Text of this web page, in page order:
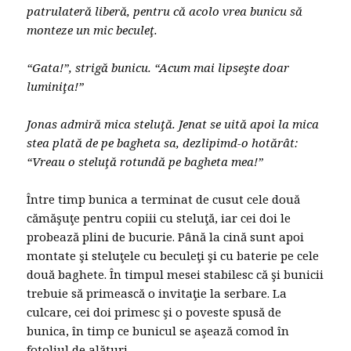
patrulateră liberă, pentru că acolo vrea bunicu să
monteze un mic beculeţ.
“Gata!”, strigă bunicu. “Acum mai lipseşte doar
luminiţa!”
Jonas admiră mica steluţă. Jenat se uită apoi la mica
stea plată de pe bagheta sa, dezlipimd-o hotărât:
“Vreau o steluţă rotundă pe bagheta mea!”
Între timp bunica a terminat de cusut cele două
cămăşuţe pentru copiii cu steluţă, iar cei doi le
probează plini de bucurie. Până la cină sunt apoi
montate şi steluţele cu beculeţi şi cu baterie pe cele
două baghete. În timpul mesei stabilesc că şi bunicii
trebuie să primească o invitaţie la serbare. La
culcare, cei doi primesc şi o poveste spusă de
bunica, în timp ce bunicul se aşează comod în